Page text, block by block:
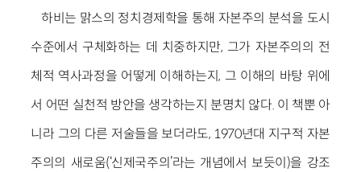
하비는 맑스의 정치경제학을 통해 자본주의 분석을 도시
수준에서 구체화하는 데 치중하지만, 그가 자본주의의 전
체적 역사과정을 어떻게 이해하는지, 그 이해의 바탕 위에
서 어떤 실천적 방안을 생각하는지 분명치 않다. 이 책뿐 아
니라 그의 다른 저술들을 보더라도, 1970년대 지구적 자본
주의의 새로움(‘신제국주의’라는 개념에서 보듯이)을 강조